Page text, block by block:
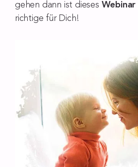
gehen dann ist dieses Webinar
richtige für Dich!